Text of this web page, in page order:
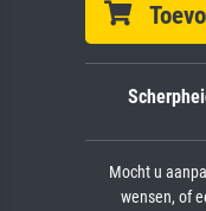
Mocht u
wensen, of